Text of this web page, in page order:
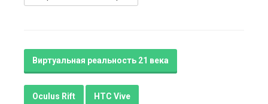
Виртуальная реальность 21 века
Oculus Rift HTC Vive